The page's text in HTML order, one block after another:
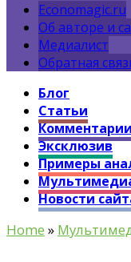
Economagic.ru
Об авторе и
Медиалист
Обратная
Блог
Статьи
Эксклюзив
Примеры
Новости
Home »